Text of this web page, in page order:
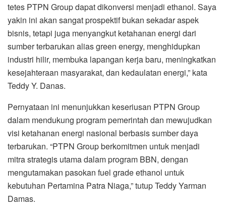
tetes PTPN Group dapat dikonversi menjadi ethanol. Saya
yakin ini akan sangat prospektif bukan sekadar aspek
bisnis, tetapi juga menyangkut ketahanan energi dari
sumber terbarukan alias green energy, menghidupkan
industri hilir, membuka lapangan kerja baru, meningkatkan
kesejahteraan masyarakat, dan kedaulatan energi,” kata
Teddy Y. Danas.
Pernyataan ini menunjukkan keseriusan PTPN Group
dalam mendukung program pemerintah dan mewujudkan
visi ketahanan energi nasional berbasis sumber daya
terbarukan. “PTPN Group berkomitmen untuk menjadi
mitra strategis utama dalam program BBN, dengan
mengutamakan pasokan fuel grade ethanol untuk
kebutuhan Pertamina Patra Niaga,” tutup Teddy Yarman
Damas.